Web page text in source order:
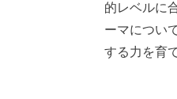
的レベルに
ーマについ
する力を育